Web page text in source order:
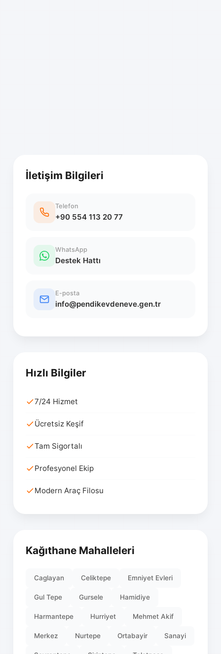
İletişim Bilgileri
Telefon
+90 554 113 20 77
WhatsApp
Destek Hattı
E-posta
info@pendikevdeneve.gen.tr
Hızlı Bilgiler
7/24 Hizmet
Ücretsiz Keşif
Tam Sigortalı
Profesyonel Ekip
Modern Araç Filosu
Kağıthane Mahalleleri
Caglayan Celiktepe Emniyet Evleri
Gul Tepe Gursele Hamidiye
Harmantepe Hurriyet Mehmet Akif
Merkez Nurtepe Ortabayir Sanayi